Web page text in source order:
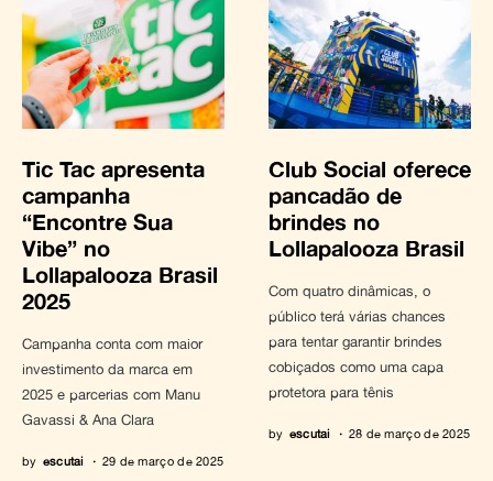
Tic Tac apresenta
campanha
“Encontre Sua
Vibe” no
Lollapalooza Brasil
2025
Campanha conta com maior
investimento da marca em
2025 e parcerias com Manu
Gavassi & Ana Clara
by escutai 29 de março de 2025
Club Social oferece
pancadão de
brindes no
Lollapalooza Brasil
Com quatro dinâmicas, o
público terá várias chances
para tentar garantir brindes
cobiçados como uma capa
protetora para tênis
by escutai 28 de março de 2025